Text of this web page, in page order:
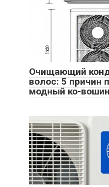
Очищающий
волос: 5 причин
модный ко-